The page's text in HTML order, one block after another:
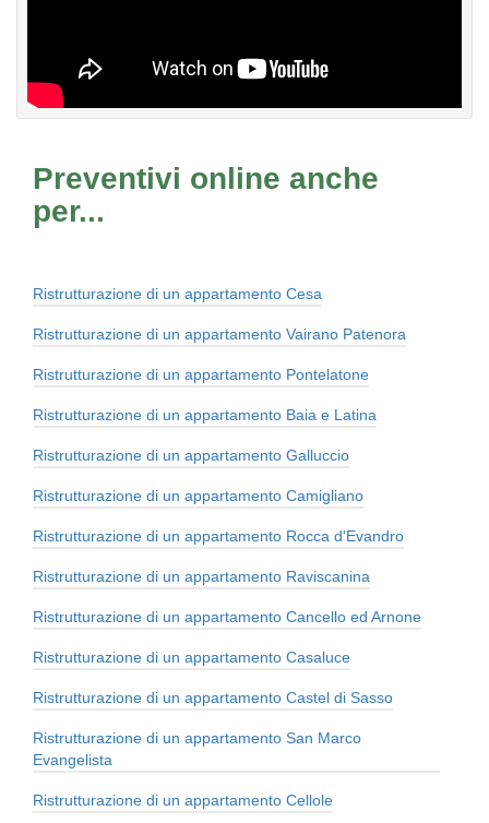
Preventivi online anche
per...
Ristrutturazione di un appartamento Cesa
Ristrutturazione di un appartamento Vairano Patenora
Ristrutturazione di un appartamento Pontelatone
Ristrutturazione di un appartamento Baia e Latina
Ristrutturazione di un appartamento Galluccio
Ristrutturazione di un appartamento Camigliano
Ristrutturazione di un appartamento Rocca d'Evandro
Ristrutturazione di un appartamento Raviscanina
Ristrutturazione di un appartamento Cancello ed Arnone
Ristrutturazione di un appartamento Casaluce
Ristrutturazione di un appartamento Castel di Sasso
Ristrutturazione di un appartamento San Marco
Evangelista
Ristrutturazione di un appartamento Cellole